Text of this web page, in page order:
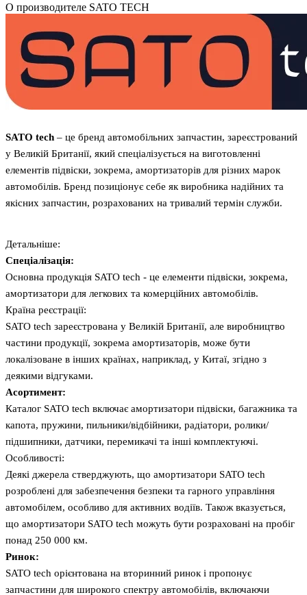
О производителе SATO TECH
SATO tech – це бренд автомобільних запчастин, зареєстрований
у Великій Британії, який спеціалізується на виготовленні
елементів підвіски, зокрема, амортизаторів для різних марок
автомобілів. Бренд позиціонує себе як виробника надійних та
якісних запчастин, розрахованих на тривалий термін служби.
Детальніше:
Спеціалізація:
Основна продукція SATO tech - це елементи підвіски, зокрема,
амортизатори для легкових та комерційних автомобілів.
Країна реєстрації:
SATO tech зареєстрована у Великій Британії, але виробництво
частини продукції, зокрема амортизаторів, може бути
локалізоване в інших країнах, наприклад, у Китаї, згідно з
деякими відгуками.
Асортимент:
Каталог SATO tech включає амортизатори підвіски, багажника та
капота, пружини, пильники/відбійники, радіатори, ролики/
підшипники, датчики, перемикачі та інші комплектуючі.
Особливості:
Деякі джерела стверджують, що амортизатори SATO tech
розроблені для забезпечення безпеки та гарного управління
автомобілем, особливо для активних водіїв. Також вказується,
що амортизатори SATO tech можуть бути розраховані на пробіг
понад 250 000 км.
Ринок:
SATO tech орієнтована на вторинний ринок і пропонує
запчастини для широкого спектру автомобілів, включаючи